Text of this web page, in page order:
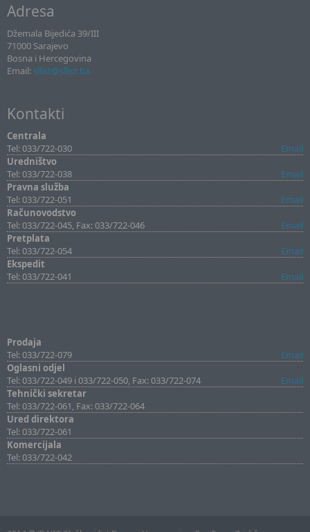
Adresa
Džemala Bijedića 39/III
71000 Sarajevo
Bosna i Hercegovina
Email: sllist@sllist.ba
Kontakti
Centrala
Tel: 033/722-030
Email
Uredništvo
Tel: 033/722-038
Email
Pravna služba
Tel: 033/722-051
Email
Računovodstvo
Tel: 033/722-045, Fax: 033/722-046
Email
Pretplata
Tel: 033/722-054
Email
Ekspedit
Tel: 033/722-041
Email
Prodaja
Tel: 033/722-079
Email
Oglasni odjel
Tel: 033/722-049 i 033/722-050, Fax: 033/722-074
Email
Tehnički sekretar
Tel: 033/722-061, Fax: 033/722-064
Ured direktora
Tel: 033/722-061
Komercijala
Tel: 033/722-042